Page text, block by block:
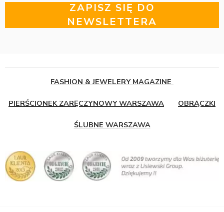
ZAPISZ SIĘ DO
NEWSLETTERA
FASHION & JEWELERY MAGAZINE
PIERŚCIONEK ZARĘCZYNOWY WARSZAWA OBRĄCZKI
ŚLUBNE WARSZAWA